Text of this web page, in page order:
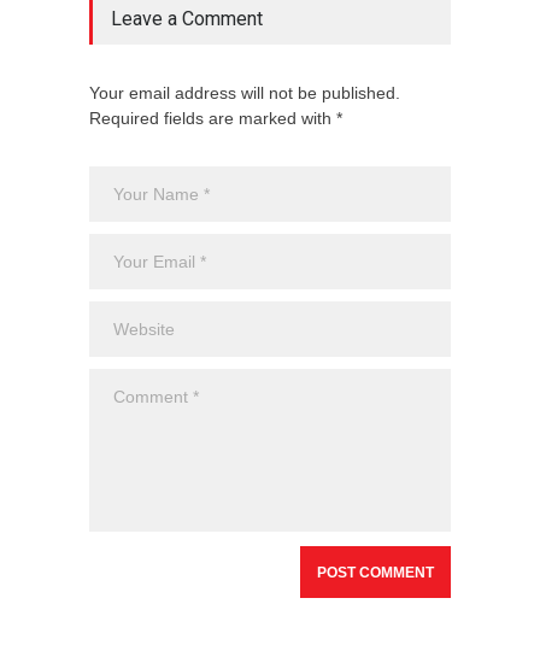
Leave a Comment
Your email address will not be published.
Required fields are marked with *